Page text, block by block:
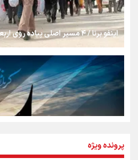
از طلوع خیابان‌ها تا غروب اشک
جمله‌ای که بغض چهارماهه را
تهران رفتند»
سه حسرتی که به دلم ماند
اینفو برنا / ۴ مسیر اصلی پیاده روی اربعین در عراق
پرونده ویژه